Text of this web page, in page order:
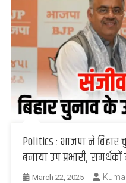
Politics : भाजपा ने बिहार
बनाया उप प्रभारी,
March 22, 2025